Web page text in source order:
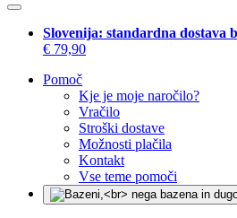
Slovenija: standardna dostava
€ 79,90
Pomoč
Kje je moje naročilo?
Vračilo
Stroški dostave
Možnosti plačila
Kontakt
Vse teme pomoči